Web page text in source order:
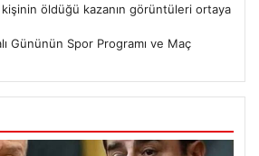
kişinin öldüğü kazanın görüntüleri ortaya
Gününün Spor Programı ve Maç